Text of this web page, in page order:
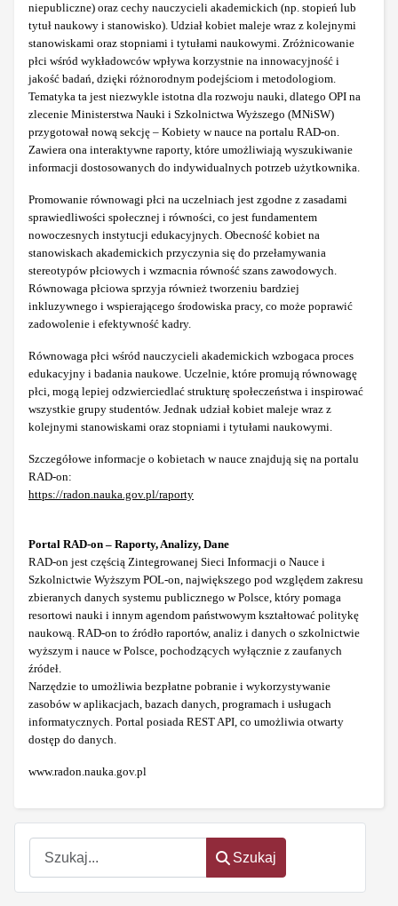
Szukaj
Szukaj
niepubliczne) oraz cechy nauczycieli akademickich (np. stopień lub
tytuł naukowy i stanowisko). Udział kobiet maleje wraz z kolejnymi
stanowiskami oraz stopniami i tytułami naukowymi. Zróżnicowanie
płci wśród wykładowców wpływa korzystnie na innowacyjność i
jakość badań, dzięki różnorodnym podejściom i metodologiom.
Tematyka ta jest niezwykle istotna dla rozwoju nauki, dlatego OPI na
zlecenie Ministerstwa Nauki i Szkolnictwa Wyższego (MNiSW)
przygotował nową sekcję – Kobiety w nauce na portalu RAD-on.
Zawiera ona interaktywne raporty, które umożliwiają wyszukiwanie
informacji dostosowanych do indywidualnych potrzeb użytkownika.
Promowanie równowagi płci na uczelniach jest zgodne z zasadami
sprawiedliwości społecznej i równości, co jest fundamentem
nowoczesnych instytucji edukacyjnych. Obecność kobiet na
stanowiskach akademickich przyczynia się do przełamywania
stereotypów płciowych i wzmacnia równość szans zawodowych.
Równowaga płciowa sprzyja również tworzeniu bardziej
inkluzywnego i wspierającego środowiska pracy, co może poprawić
zadowolenie i efektywność kadry.
Równowaga płci wśród nauczycieli akademickich wzbogaca proces
edukacyjny i badania naukowe. Uczelnie, które promują równowagę
płci, mogą lepiej odzwierciedlać strukturę społeczeństwa i inspirować
wszystkie grupy studentów. Jednak udział kobiet maleje wraz z
kolejnymi stanowiskami oraz stopniami i tytułami naukowymi.
Szczegółowe informacje o kobietach w nauce znajdują się na portalu
RAD-on:
https://radon.nauka.gov.pl/raporty
Portal RAD-on – Raporty, Analizy, Dane
RAD-on jest częścią Zintegrowanej Sieci Informacji o Nauce i
Szkolnictwie Wyższym POL-on, największego pod względem zakresu
zbieranych danych systemu publicznego w Polsce, który pomaga
resortowi nauki i innym agendom państwowym kształtować politykę
naukową. RAD-on to źródło raportów, analiz i danych o szkolnictwie
wyższym i nauce w Polsce, pochodzących wyłącznie z zaufanych
źródeł.
Narzędzie to umożliwia bezpłatne pobranie i wykorzystywanie
zasobów w aplikacjach, bazach danych, programach i usługach
informatycznych. Portal posiada REST API, co umożliwia otwarty
dostęp do danych.
www.radon.nauka.gov.pl